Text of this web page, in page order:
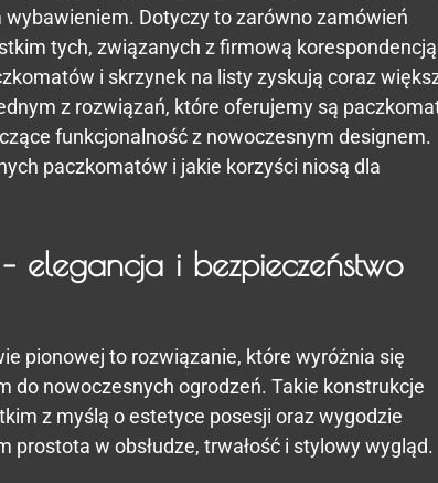
Dotyczy to zarówno zamówień
tych, związanych z firmową
i skrzynek na listy zyskują coraz
z rozwiązań, które oferujemy są
funkcjonalność z nowoczesnym designem.
paczkomatów i jakie korzyści niosą dla
elegancja i bezpieczeństwo
pionowej to rozwiązanie, które wyróżnia się
nowoczesnych ogrodzeń. Takie konstrukcje
z myślą o estetyce posesji oraz wygodzie
prostota w obsłudze, trwałość i stylowy wygląd.